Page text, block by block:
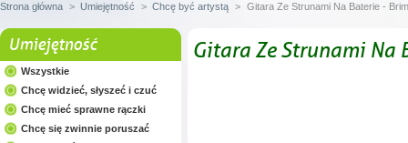
Strona główna > Umiejętność > Chcę być artystą > Gitara Ze Strunami Na Baterie -
Umiejętność
Wszystkie
Chcę widzieć, słyszeć i czuć
Chcę mieć sprawne rączki
Chcę się zwinnie poruszać
Gitara Ze Strunami Na